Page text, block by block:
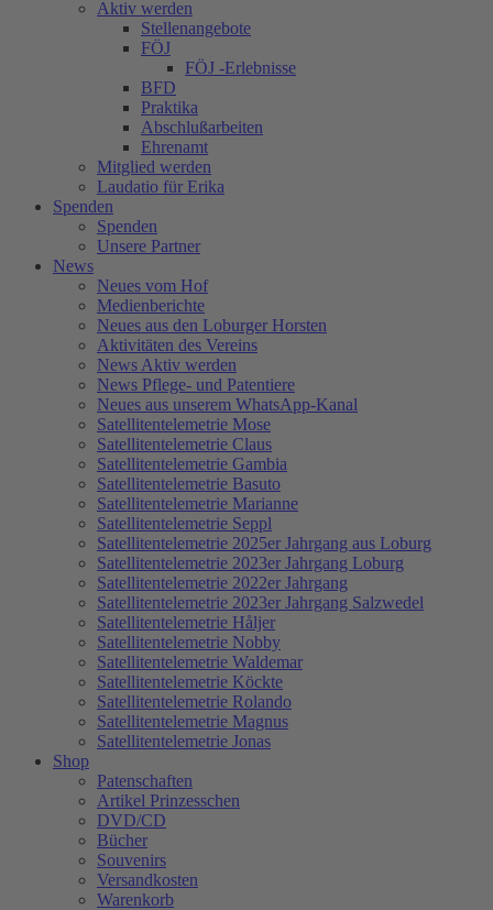
Aktiv werden
Stellenangebote
FÖJ
FÖJ -Erlebnisse
BFD
Praktika
Abschlußarbeiten
Ehrenamt
Mitglied werden
Laudatio für Erika
Spenden
Spenden
Unsere Partner
News
Neues vom Hof
Medienberichte
Neues aus den Loburger Horsten
Aktivitäten des Vereins
News Aktiv werden
News Pflege- und Patentiere
Neues aus unserem WhatsApp-Kanal
Satellitentelemetrie Mose
Satellitentelemetrie Claus
Satellitentelemetrie Gambia
Satellitentelemetrie Basuto
Satellitentelemetrie Marianne
Satellitentelemetrie Seppl
Satellitentelemetrie 2025er Jahrgang aus Loburg
Satellitentelemetrie 2023er Jahrgang Loburg
Satellitentelemetrie 2022er Jahrgang
Satellitentelemetrie 2023er Jahrgang Salzwedel
Satellitentelemetrie Håljer
Satellitentelemetrie Nobby
Satellitentelemetrie Waldemar
Satellitentelemetrie Köckte
Satellitentelemetrie Rolando
Satellitentelemetrie Magnus
Satellitentelemetrie Jonas
Shop
Patenschaften
Artikel Prinzesschen
DVD/CD
Bücher
Souvenirs
Versandkosten
Warenkorb